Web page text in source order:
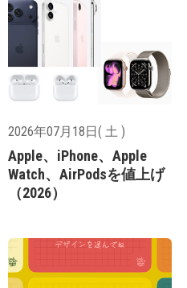
2026年07月18日( 土 )
Apple、iPhone、Apple
Watch、AirPodsを値上げ
（2026）